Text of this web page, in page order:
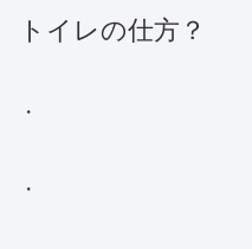
トイレの仕方？
・
・